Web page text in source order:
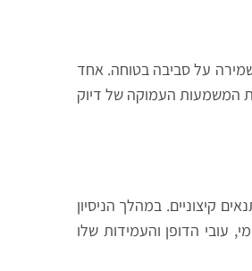
על סביבה בטוחה. אחד
המשמעות העמוקה של דיוק
קיצוניים. במהלך הניסיון
עובי הדופן והעמידות שלו